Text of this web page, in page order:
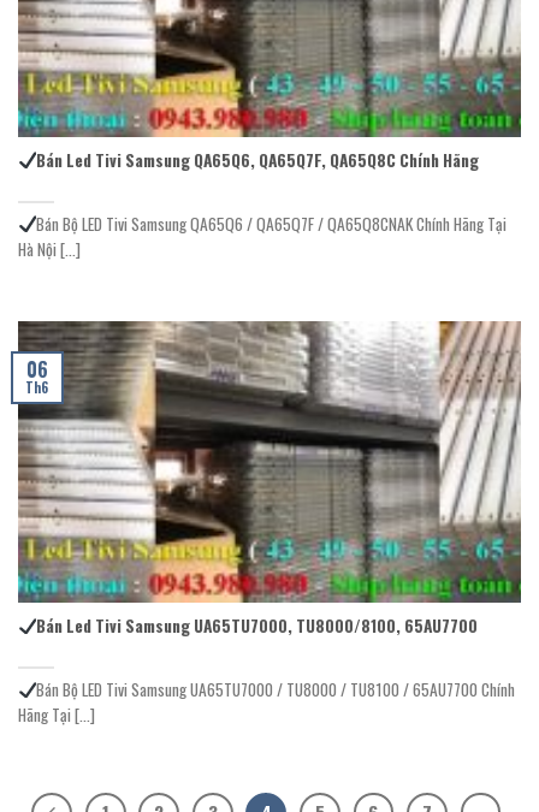
Bán Led Tivi Samsung QA65Q6, QA65Q7F, QA65Q8C Chính Hãng
Bán Bộ LED Tivi Samsung QA65Q6 / QA65Q7F / QA65Q8CNAK Chính Hãng Tại
Hà Nội [...]
Bán Led Tivi Samsung UA65TU7000, TU8000/8100, 65AU7700
Bán Bộ LED Tivi Samsung UA65TU7000 / TU8000 / TU8100 / 65AU7700 Chính
Hãng Tại [...]
06
Th6